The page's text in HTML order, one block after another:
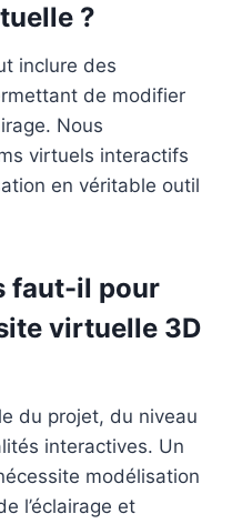
?
inclure des
de modifier
Nous
virtuels interactifs
en véritable outil
faut-il pour
virtuelle 3D
du projet, du niveau
interactives. Un
modélisation
l’éclairage et